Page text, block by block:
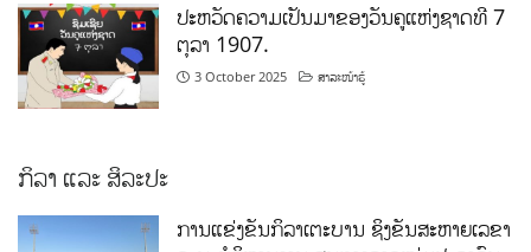
ປະຫວັດຄວາມເປັນມາຂອງວັນຄູແຫ່ງຊາດທີ 7
ຕຸລາ 1907.
3 October 2025 ສາລະໜ້າຮູ້
ກິລາ ແລະ ສິລະປະ
ການແຂ່ງຂັນກິລາເຕະບານ ຊິງຂັນສະຫາຍເລຂາ